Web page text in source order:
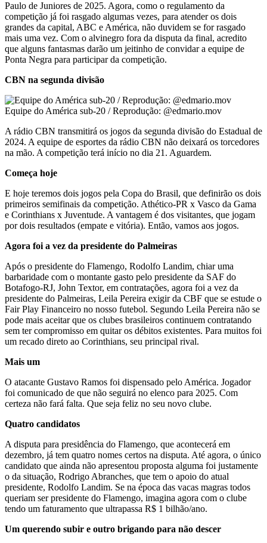
Paulo de Juniores de 2025. Agora, como o regulamento da
competição já foi rasgado algumas vezes, para atender os dois
grandes da capital, ABC e América, não duvidem se for rasgado
mais uma vez. Com o alvinegro fora da disputa da final, acredito
que alguns fantasmas darão um jeitinho de convidar a equipe de
Ponta Negra para participar da competição.
CBN na segunda divisão
Equipe do América sub-20 / Reprodução: @edmario.mov
A rádio CBN transmitirá os jogos da segunda divisão do Estadual de
2024. A equipe de esportes da rádio CBN não deixará os torcedores
na mão. A competição terá início no dia 21. Aguardem.
Começa hoje
E hoje teremos dois jogos pela Copa do Brasil, que definirão os dois
primeiros semifinais da competição. Athético-PR x Vasco da Gama
e Corinthians x Juventude. A vantagem é dos visitantes, que jogam
por dois resultados (empate e vitória). Então, vamos aos jogos.
Agora foi a vez da presidente do Palmeiras
Após o presidente do Flamengo, Rodolfo Landim, chiar uma
barbaridade com o montante gasto pelo presidente da SAF do
Botafogo-RJ, John Textor, em contratações, agora foi a vez da
presidente do Palmeiras, Leila Pereira exigir da CBF que se estude o
Fair Play Financeiro no nosso futebol. Segundo Leila Pereira não se
pode mais aceitar que os clubes brasileiros continuem contratando
sem ter compromisso em quitar os débitos existentes. Para muitos foi
um recado direto ao Corinthians, seu principal rival.
Mais um
O atacante Gustavo Ramos foi dispensado pelo América. Jogador
foi comunicado de que não seguirá no elenco para 2025. Com
certeza não fará falta. Que seja feliz no seu novo clube.
Quatro candidatos
A disputa para presidência do Flamengo, que acontecerá em
dezembro, já tem quatro nomes certos na disputa. Até agora, o único
candidato que ainda não apresentou proposta alguma foi justamente
o da situação, Rodrigo Abranches, que tem o apoio do atual
presidente, Rodolfo Landim. Se na época das vacas magras todos
queriam ser presidente do Flamengo, imagina agora com o clube
tendo um faturamento que ultrapassa R$ 1 bilhão/ano.
Um querendo subir e outro brigando para não descer